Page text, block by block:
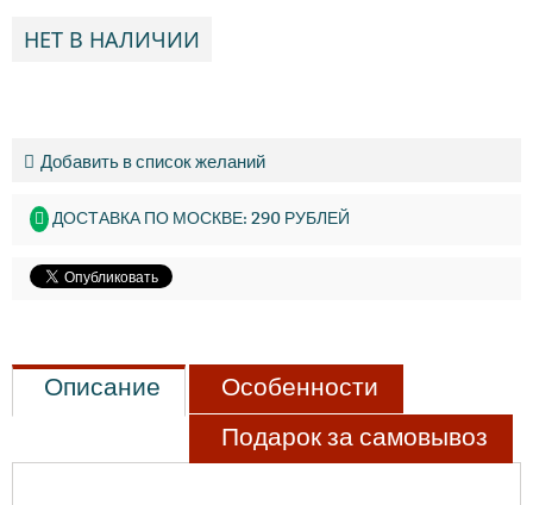
НЕТ В НАЛИЧИИ
Добавить в список желаний
ДОСТАВКА ПО МОСКВЕ: 290 РУБЛЕЙ
Описание
Особенности
Подарок за самовывоз